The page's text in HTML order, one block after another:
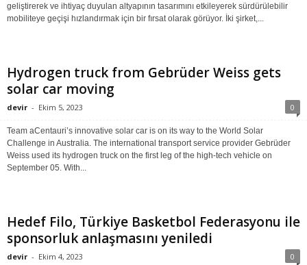
geliştirerek ve ihtiyaç duyulan altyapının tasarımını etkileyerek sürdürülebilir
mobiliteye geçişi hızlandırmak için bir fırsat olarak görüyor. İki şirket,...
Hydrogen truck from Gebrüder Weiss gets
solar car moving
devir - Ekim 5, 2023 0
Team aCentauri’s innovative solar car is on its way to the World Solar
Challenge in Australia. The international transport service provider Gebrüder
Weiss used its hydrogen truck on the first leg of the high-tech vehicle on
September 05. With...
Hedef Filo, Türkiye Basketbol Federasyonu ile
sponsorluk anlaşmasını yeniledi
devir - Ekim 4, 2023 0